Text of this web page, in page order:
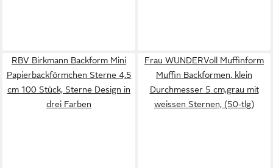
RBV Birkmann Backform Mini
Papierbackförmchen Sterne 4,5
cm 100 Stück, Sterne Design in
drei Farben
Frau WUNDERVoll Muffinform
Muffin Backformen, klein
Durchmesser 5 cm,grau mit
weissen Sternen, (50-tlg)